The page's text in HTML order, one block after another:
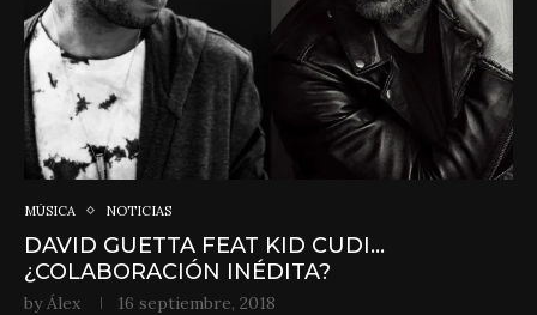
MÚSICA NOTICIAS
DAVID GUETTA FEAT KID CUDI…
¿COLABORACIÓN INÉDITA?
byÁlex 16 septiembre, 2018